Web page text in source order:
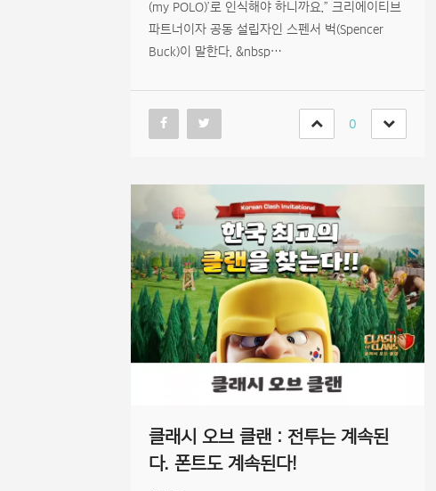
(my POLO)’로 인식해야 하니까요.” 크리에이티브
파트너이자 공동 설립자인 스펜서 벅(Spencer
Buck)이 말한다. &nbsp…
0
클래시 오브 클랜 : 전투는 계속된
다. 폰트도 계속된다!